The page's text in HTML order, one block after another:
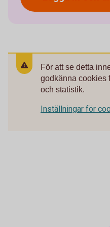
För att se detta
godkänna cookies
och statistik.
Inställningar för